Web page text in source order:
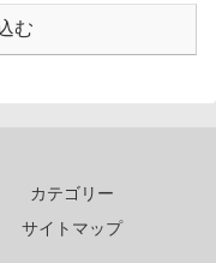
む
カテゴリー
サイトマップ